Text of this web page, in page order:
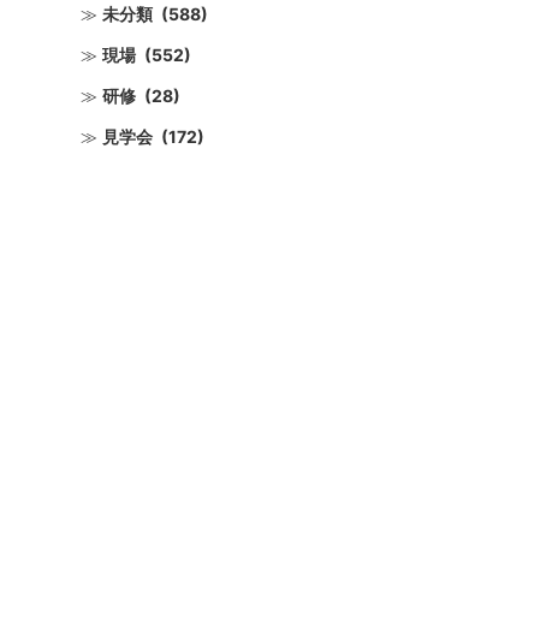
未分類 (588)
現場 (552)
研修 (28)
見学会 (172)